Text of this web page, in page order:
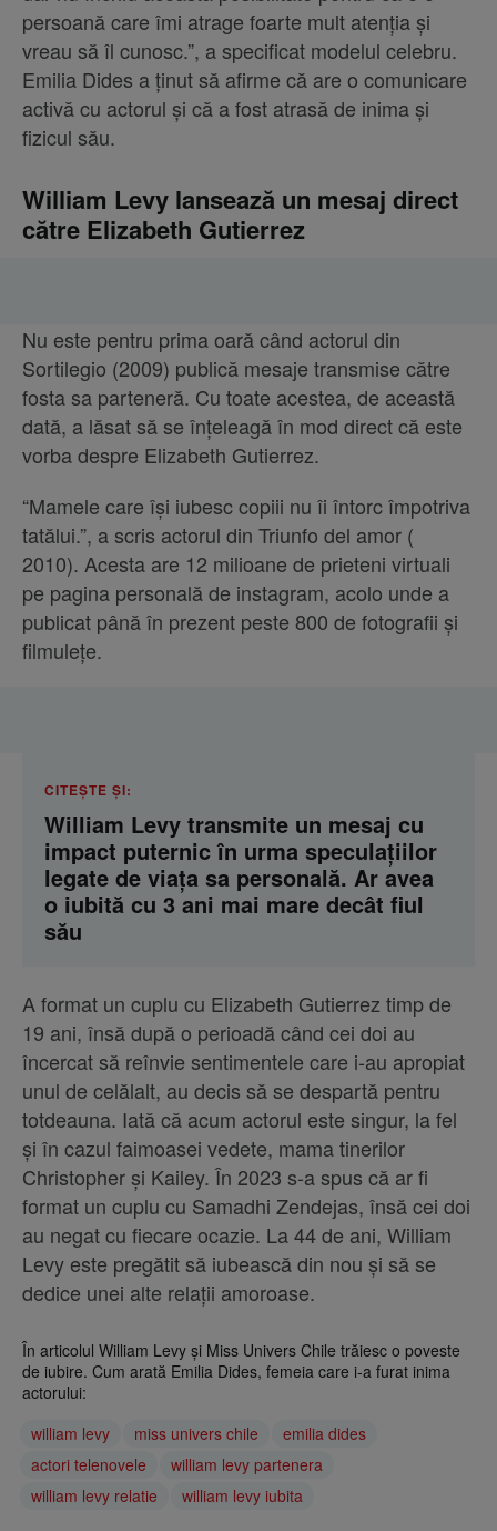
persoană care îmi atrage foarte mult atenția și
vreau să îl cunosc.”, a specificat modelul celebru.
Emilia Dides a ținut să afirme că are o comunicare
activă cu actorul și că a fost atrasă de inima și
fizicul său.
William Levy lansează un mesaj direct
către Elizabeth Gutierrez
Nu este pentru prima oară când actorul din
Sortilegio (2009) publică mesaje transmise către
fosta sa parteneră. Cu toate acestea, de această
dată, a lăsat să se înțeleagă în mod direct că este
vorba despre Elizabeth Gutierrez.
“Mamele care își iubesc copiii nu îi întorc împotriva
tatălui.”, a scris actorul din Triunfo del amor (
2010). Acesta are 12 milioane de prieteni virtuali
pe pagina personală de instagram, acolo unde a
publicat până în prezent peste 800 de fotografii și
filmulețe.
CITEȘTE ȘI:
William Levy transmite un mesaj cu
impact puternic în urma speculațiilor
legate de viața sa personală. Ar avea
o iubită cu 3 ani mai mare decât fiul
său
A format un cuplu cu Elizabeth Gutierrez timp de
19 ani, însă după o perioadă când cei doi au
încercat să reînvie sentimentele care i-au apropiat
unul de celălalt, au decis să se despartă pentru
totdeauna. Iată că acum actorul este singur, la fel
și în cazul faimoasei vedete, mama tinerilor
Christopher și Kailey. În 2023 s-a spus că ar fi
format un cuplu cu Samadhi Zendejas, însă cei doi
au negat cu fiecare ocazie. La 44 de ani, William
Levy este pregătit să iubească din nou și să se
dedice unei alte relații amoroase.
În articolul William Levy și Miss Univers Chile trăiesc o poveste
de iubire. Cum arată Emilia Dides, femeia care i-a furat inima
actorului:
william levy
miss univers chile
emilia dides
actori telenovele
william levy partenera
william levy relatie
william levy iubita